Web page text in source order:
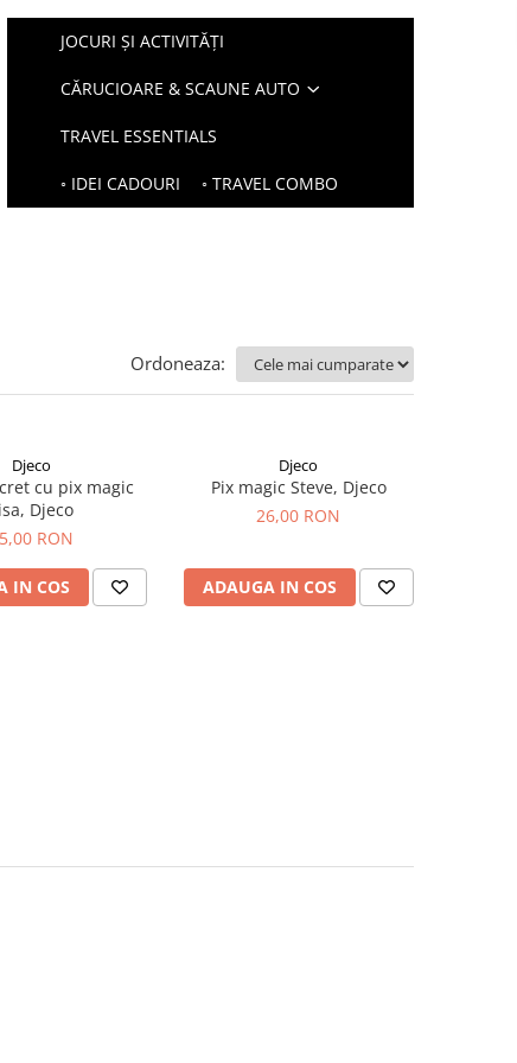
JOCURI ȘI ACTIVITĂȚI
CĂRUCIOARE & SCAUNE AUTO
TRAVEL ESSENTIALS
◦ IDEI CADOURI ◦ TRAVEL COMBO
Ordoneaza:
Djeco
cu pix magic
Djeco
RON
IN COS
Djeco
Pix magic Steve, Djeco
26,00 RON
ADAUGA IN COS